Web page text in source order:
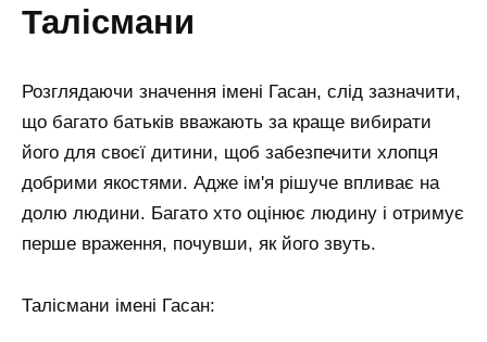
талісмани
Розглядаючи значення імені Гасан, слід зазначити,
що багато батьків вважають за краще вибирати
його для своєї дитини, щоб забезпечити хлопця
добрими якостями. Адже ім'я рішуче впливає на
долю людини. Багато хто оцінює людину і отримує
перше враження, почувши, як його звуть.
Талісмани імені Гасан: